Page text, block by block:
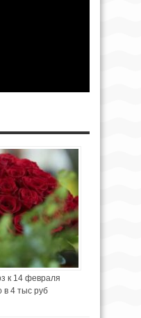
к 14 февраля
в 4 тыс руб